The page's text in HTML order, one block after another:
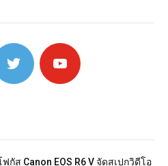
กัส Canon EOS R6 V จัดสเปกวิดีโอ